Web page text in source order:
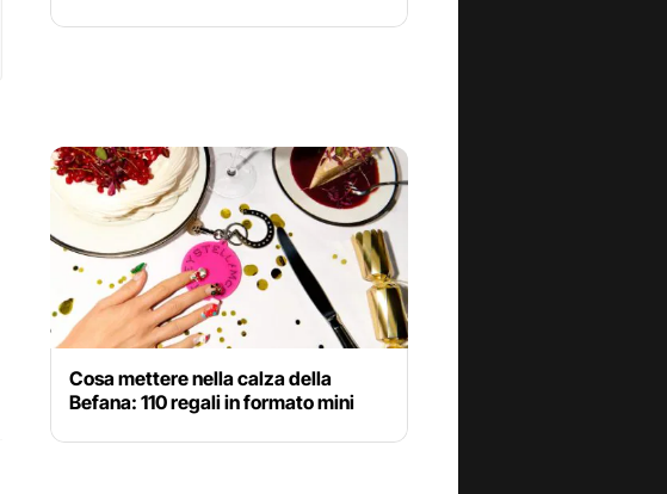
Cosa mettere nella calza della
Befana: 110 regali in formato mini